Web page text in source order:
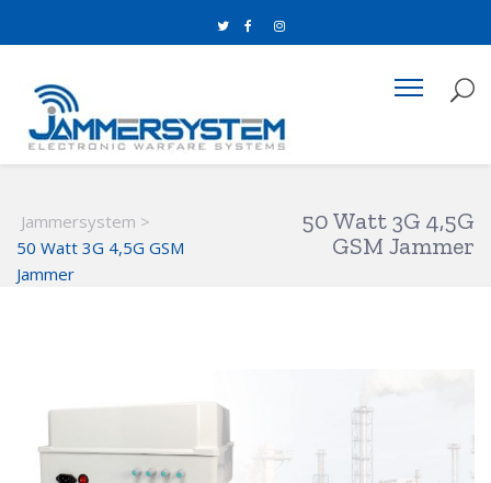
Jammersystem >
50 Watt 3G 4,5G GSM
Jammer
50 Watt 3G 4,5G
GSM Jammer